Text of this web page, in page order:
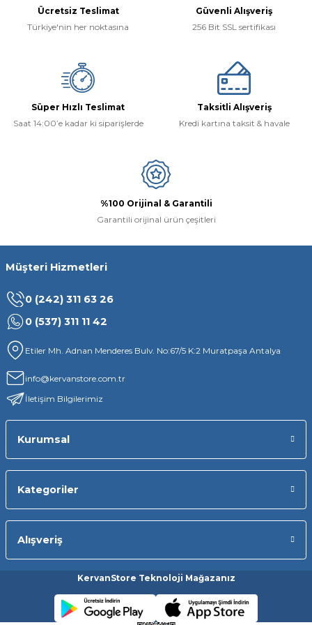
Ücretsiz Teslimat
Türkiye'nin her noktasına
Güvenli Alışveriş
256 Bit SSL sertifikası
Süper Hızlı Teslimat
Saat 14:00’e kadar ki siparişlerde
Taksitli Alışveriş
Kredi kartına taksit & havale
%100 Orijinal & Garantili
Garantili orijinal ürün çeşitleri
Müşteri Hizmetleri
0 (242) 311 63 26
0 (537) 311 11 42
Etiler Mh. Adnan Menderes Bulv. No:67/5 K:2 Muratpaşa Antalya
info@kervanstore.com.tr
İletişim Bilgilerimiz
Kurumsal
Kategoriler
Alışveriş
KervanStore Teknoloji Mağazanız